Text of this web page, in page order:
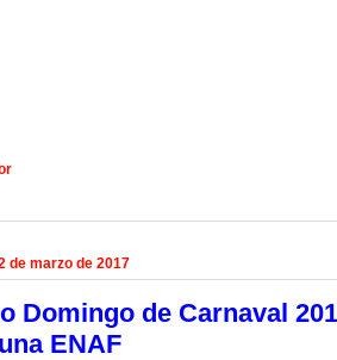
de marzo de 2017
Domingo de Carnaval
ENAF